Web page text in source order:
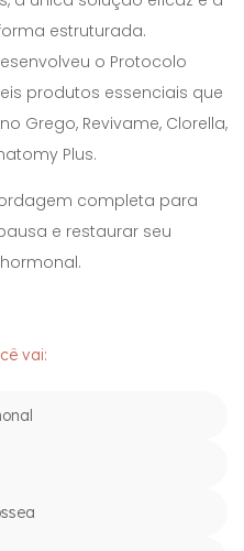
estruturada.
o Protocolo
produtos essenciais que
Grego, Revivame, Clorella,
Plus.
completa para
e restaurar seu
vai: